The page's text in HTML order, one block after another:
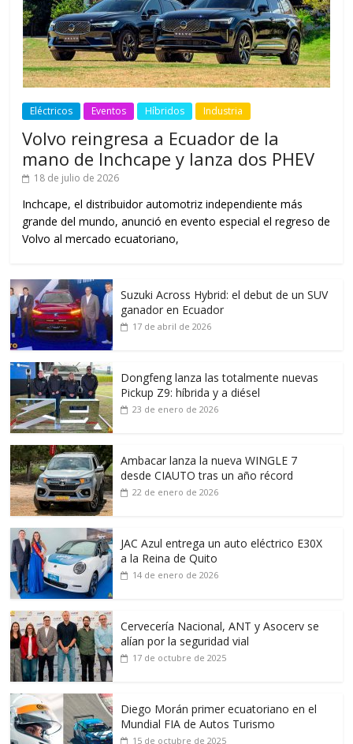
Eléctricos Eventos Híbridos Industria
Volvo reingresa a Ecuador de la
mano de Inchcape y lanza dos PHEV
18 de julio de 2026
Inchcape, el distribuidor automotriz independiente más
grande del mundo, anunció en evento especial el regreso de
Volvo al mercado ecuatoriano,
Suzuki Across Hybrid: el debut de un SUV
ganador en Ecuador
17 de abril de 2026
Dongfeng lanza las totalmente nuevas
Pickup Z9: híbrida y a diésel
23 de enero de 2026
Ambacar lanza la nueva WINGLE 7
desde CIAUTO tras un año récord
22 de enero de 2026
JAC Azul entrega un auto eléctrico E30X
a la Reina de Quito
14 de enero de 2026
Cervecería Nacional, ANT y Asocerv se
alían por la seguridad vial
17 de octubre de 2025
Diego Morán primer ecuatoriano en el
Mundial FIA de Autos Turismo
15 de octubre de 2025